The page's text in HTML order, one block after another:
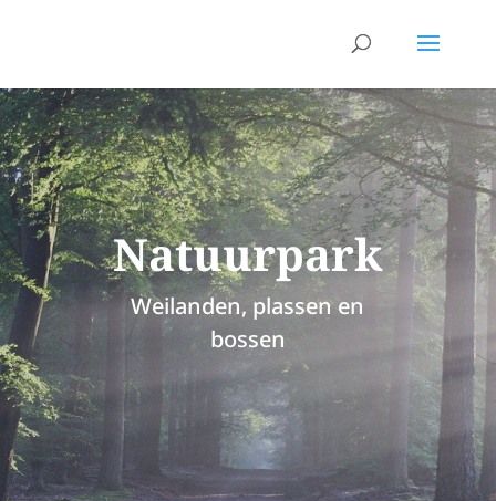
Natuurpark
Weilanden, plassen en
bossen